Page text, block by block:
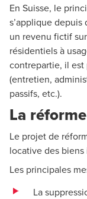
En Suisse, le
s’applique
un revenu fictif
résidentiels à
contrepartie, il
(entretien,
passifs, etc.).
La
Le projet de
locative des
Les principales
La